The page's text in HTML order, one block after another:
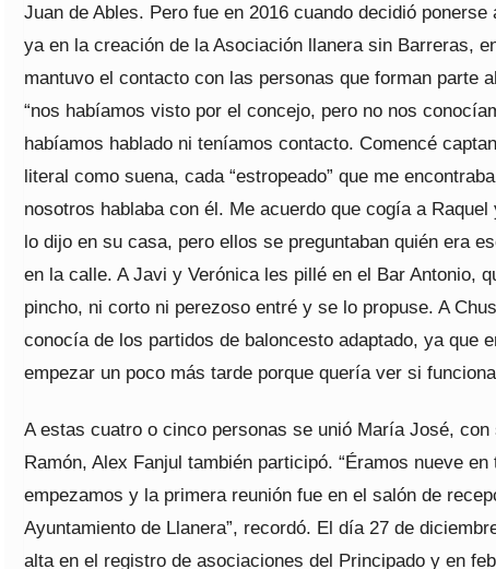
Juan de Ables. Pero fue en 2016 cuando decidió ponerse
ya en la creación de la Asociación llanera sin Barreras,
mantuvo el contacto con las personas que forman parte
“nos habíamos visto por el concejo, pero no nos
habíamos hablado ni teníamos contacto. Comencé
literal como suena, cada “estropeado” que me
nosotros hablaba con él. Me acuerdo que cogía a
lo dijo en su casa, pero ellos se preguntaban quién era
en la calle. A Javi y Verónica les pillé en el Bar Antonio,
pincho, ni corto ni perezoso entré y se lo propuse. A
conocía de los partidos de baloncesto adaptado, ya que
empezar un poco más tarde porque quería ver si
A estas cuatro o cinco personas se unió María José, con
Ramón, Alex Fanjul también participó. “Éramos nueve en
empezamos y la primera reunión fue en el salón de
Ayuntamiento de Llanera”, recordó. El día 27 de
alta en el registro de asociaciones del Principado y en